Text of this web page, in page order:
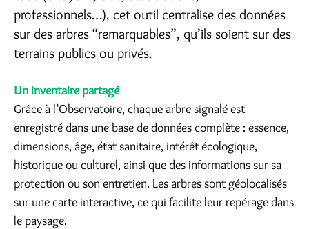
professionnels…), cet outil centralise des données
sur des arbres “remarquables”, qu’ils soient sur des
terrains publics ou privés.
Un inventaire partagé
Grâce à l’Observatoire, chaque arbre signalé est
enregistré dans une base de données complète : essence,
dimensions, âge, état sanitaire, intérêt écologique,
historique ou culturel, ainsi que des informations sur sa
protection ou son entretien. Les arbres sont géolocalisés
sur une carte interactive, ce qui facilite leur repérage dans
le paysage.